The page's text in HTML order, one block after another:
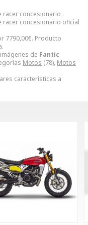
racer concesionario .
racer concesionario oficial
7790,00€. Producto
de Fantic
Motos (78), Motos
características a